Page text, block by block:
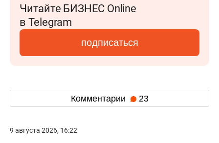
Читайте БИЗНЕС Online
в Telegram
подписаться
Комментарии 23
9 августа 2026, 16:22